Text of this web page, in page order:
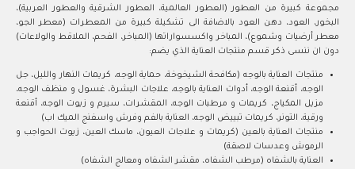
مجموعة كبيرة من العطور (العطور العالمية، العطور الشرقية والعطور العربية)،
البخور، العود، دهن العود بالاضافة الى تشكيلة كبيرة من المعطرات (معطر الجو،
معطر أرضيات وشموع)، المباخر واكسسواراتها (المباخر، الفحم، الملاقط والولاعات)
دون ان ننسى ذكر قسم منتجات العناية الذي يضم:
منتجات العناية بالوجه (مكافحة الشيخوخة، حماية الوجه، كريمات النهار والليل، جل
الوجه، أقنعة الوجه، أدوات العناية بالوجه، علاجات البشرة، غسول و منظف الوجه،
مزيل المكياج، كريمات و مرطبات الوجه، المقشرات، سيرم و زيوت الوجه، أقنعة
ورقية، التونر، كريمات تبييض الوجه، العناية بالفم وفرش واسفنج الميك اب)
منتجات العناية بالعين (كريمات و علاجات العيون، ماسك العين، زيوت الحواجب و
الرموش وعدسات لاصقة)
العناية بالشفاه (مرطب الشفاه، مقشر الشفاه ومعالج الشفاه)